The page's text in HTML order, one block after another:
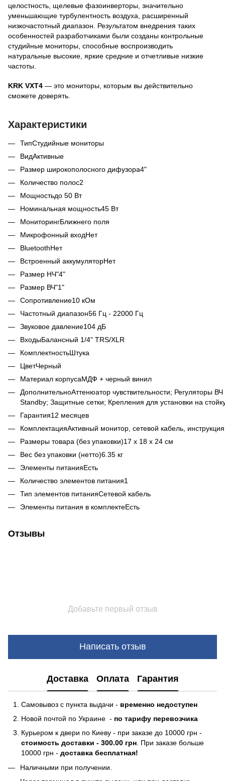
целостность, щелевые фазоинверторы, значительно
уменьшающие турбулентность воздуха, расширенный
низкочастотный диапазон. Результатом внедрения таких
особенностей разработчиками были созданы контрольные
студийные мониторы, способные воспроизводить
натуральные высокие, яркие средние и отчетливые низкие
частоты.
KRK VXT4 — это мониторы, которым вы действительно
сможете доверять.
Характеристики
ТипСтудийные мониторы
ВидАктивные
Размер широкополосного дифузора4"
Количество полос2
Мощностьдо 50 Вт
Номинальная мощность45 Вт
МониторингБлижнего поля
Микрофонный входНет
BluetoothНет
Встроенный аккумуляторНет
Размер НЧ"4"
Размер ВЧ"1"
Сопротивление10 кОм
Частотный диапазон56 Гц - 22000 Гц
Звуковое давление104 дБ
ВходыБалансный 1/4" TRS/XLR
КомплектностьШтука
ЦветЧерный
Материал корпусаМДФ + черный винил
ДополнительноАттенюатор чувствительности; Регуляторы
Standby; Защитные сетки; Крепления для установки на
Гарантия12 месяцев
КомплектацияАктивный монитор, cетевой кабель, инструкция
Размеры товара (без упаковки)17 х 18 х 24 см
Вес без упаковки (нетто)6.35 кг
Элементы питанияЕсть
Количество элементов питания1
Тип элементов питанияСетевой кабель
Элементы питания в комплектеЕсть
Отзывы
Добавьте первый отзыв
Написать отзыв
Доставка Оплата Гарантия
Самовывоз с пункта выдачи - временно недоступен
Новой почтой по Украине - по тарифу перевозчика
Курьером к двери по Киеву - при заказе до 10000 грн -
стоимость доставки - 300.00 грн. При заказе больше
10000 грн - доставка бесплатная!
Наличными при получении.